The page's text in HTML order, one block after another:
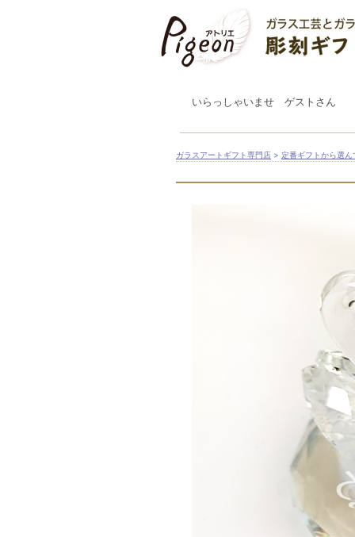
いらっしゃいませ ゲストさん
ガラスアートギフト専門店 > 定番ギフトから選ん